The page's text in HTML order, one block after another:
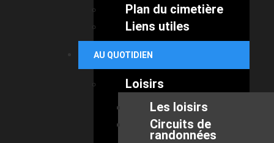
Plan du cimetière
Liens utiles
AU QUOTIDIEN
Loisirs
Les loisirs
Circuits de
randonnées